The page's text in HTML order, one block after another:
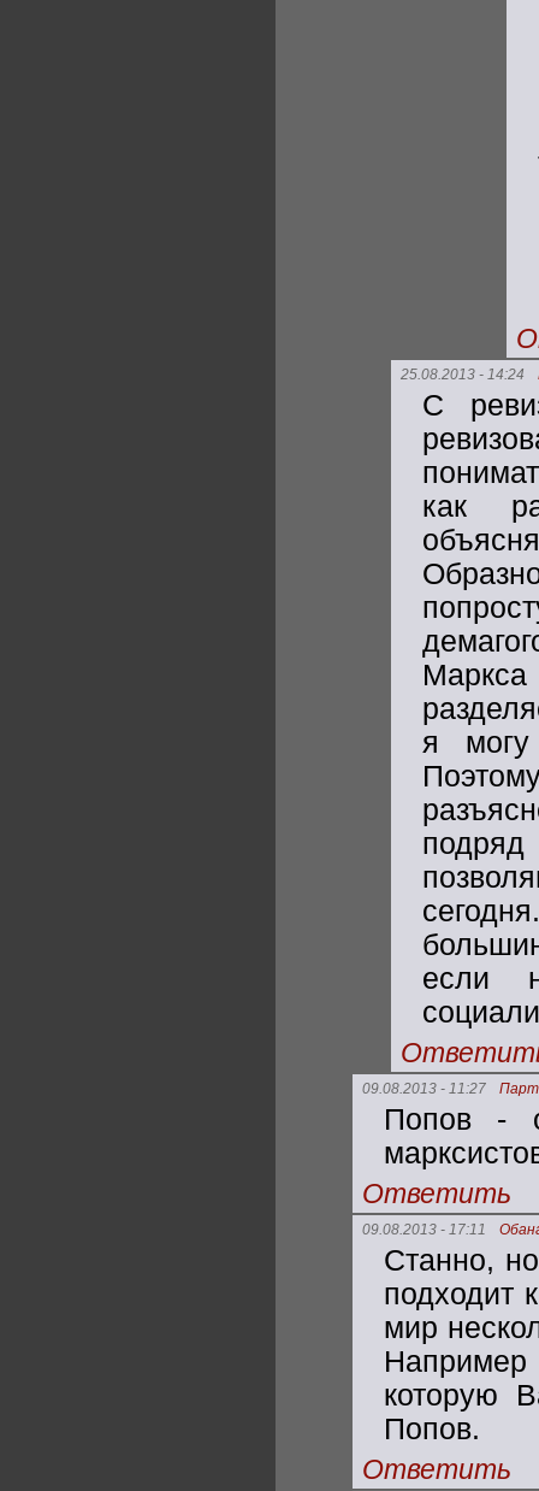
25.08.2013 - 14:24
С
как
я могу
подряд
если
09.08.2013 - 11:27
Попов -
Ответить
09.08.2013 - 17:11
Станно,
подходит
мир
Например
которую
Попов.
Ответить